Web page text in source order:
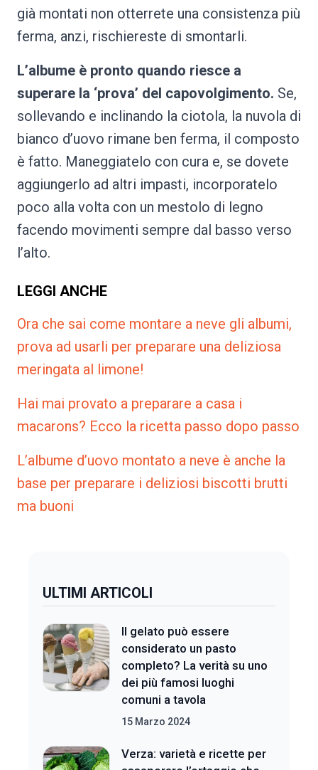
già montati non otterrete una consistenza più
ferma, anzi, rischiereste di smontarli.
L’albume è pronto quando riesce a
superare la ‘prova’ del capovolgimento. Se,
sollevando e inclinando la ciotola, la nuvola di
bianco d’uovo rimane ben ferma, il composto
è fatto. Maneggiatelo con cura e, se dovete
aggiungerlo ad altri impasti, incorporatelo
poco alla volta con un mestolo di legno
facendo movimenti sempre dal basso verso
l’alto.
LEGGI ANCHE
Ora che sai come montare a neve gli albumi,
prova ad usarli per preparare una deliziosa
meringata al limone!
Hai mai provato a preparare a casa i
macarons? Ecco la ricetta passo dopo passo
L’albume d’uovo montato a neve è anche la
base per preparare i deliziosi biscotti brutti
ma buoni
ULTIMI ARTICOLI
Il gelato può essere
considerato un pasto
completo? La verità su uno
dei più famosi luoghi
comuni a tavola
15 Marzo 2024
Verza: varietà e ricette per